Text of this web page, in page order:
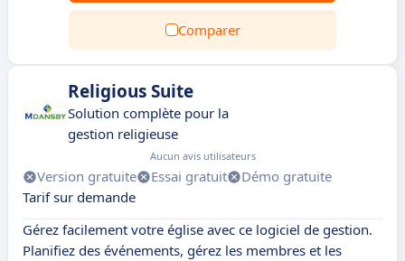
Comparer
Religious Suite
Solution complète pour la
gestion religieuse
Aucun avis utilisateurs
Version gratuite Essai gratuit
Démo gratuite
Tarif sur demande
Gérez facilement votre église avec ce logiciel de gestion.
Planifiez des événements, gérez les membres et les